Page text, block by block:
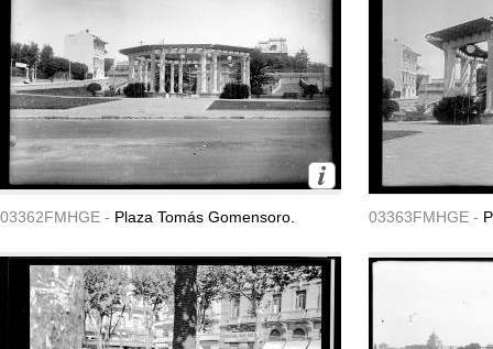
03362FMHGE - Plaza Tomás Gomensoro. 03363FMHGE -